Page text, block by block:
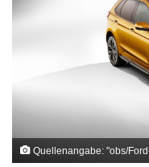
Quellenangabe: "obs/